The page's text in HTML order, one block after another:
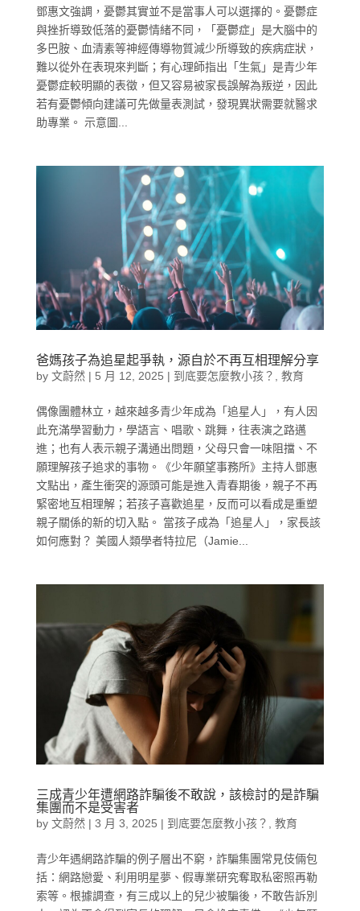
鄧惠文強調，憂鬱其實並不是當事人可以選擇的。憂鬱症
與挫折導致低落的憂鬱情緒不同，「憂鬱症」是大腦中的
多巴胺、血清素等神經傳導物質減少所導致的疾病症狀，
難以從外在表現來判斷；有心理師指出「生氣」是青少年
憂鬱症較明顯的表徵，但又容易被家長誤解為叛逆，因此
若有憂鬱傾向建議可先做量表測試，發現異狀需要就醫求
助專業。 示意圖...
爸媽孩子為追星起爭執，源自於不再互相理解分享
by 文蔚然| 5 月 12, 2025 | 到底要怎麼教小孩？ 教育
偶像團體林立，越來越多青少年成為「追星人」，有人因
此充滿學習動力，學語言、唱歌、跳舞，往表演之路邁
進；也有人表示親子溝通出問題，父母只會一味阻擋、不
願理解孩子追求的事物。《少年願望事務所》主持人鄧惠
文點出，產生衝突的源頭可能是進入青春期後，親子不再
緊密地互相理解；若孩子喜歡追星，反而可以看成是重塑
親子關係的新的切入點。 當孩子成為「追星人」，家長該
如何應對？ 美國人類學者特拉尼（Jamie...
三成青少年遭網路詐騙後不敢說，該檢討的是詐騙
集團而不是受害者
by 文蔚然| 3 月 3, 2025 | 到底要怎麼教小孩？ 教育
青少年遇網路詐騙的例子層出不窮，詐騙集團常見伎倆包
括：網路戀愛、利用明星夢、假專業研究奪取私密照再勒
索等。根據調查，有三成以上的兒少被騙後，不敢告訴別